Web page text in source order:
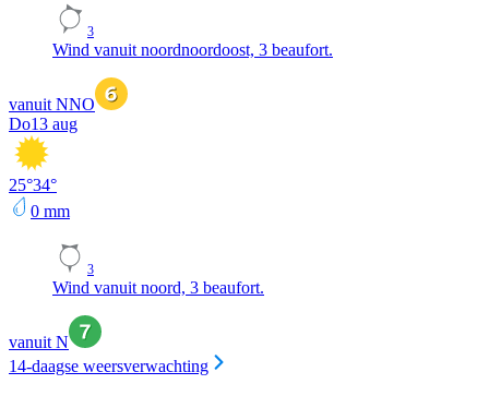
3
Wind vanuit noordnoordoost, 3 beaufort.
vanuit NNO
Do13 aug
25°34°
0 mm
3
Wind vanuit noord, 3 beaufort.
vanuit N
14-daagse weersverwachting